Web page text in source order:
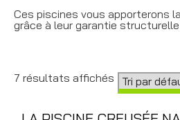
Ces piscines vous apporterons
grâce à leur garantie structurelle
7 résultats affichés